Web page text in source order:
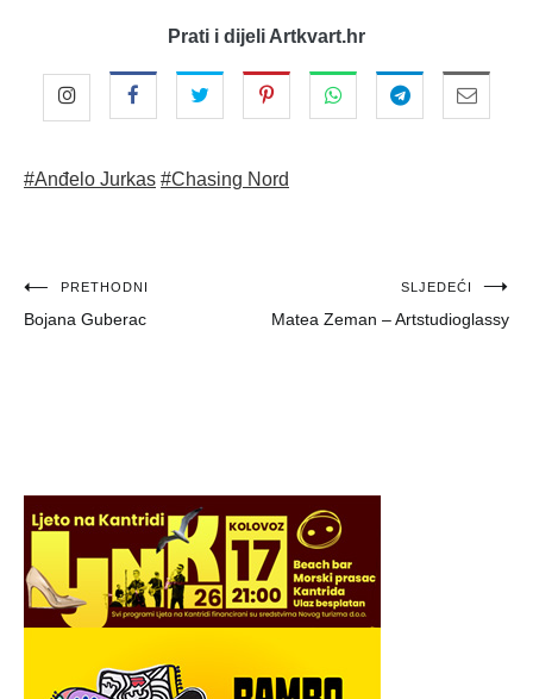
Prati i dijeli Artkvart.hr
#Anđelo Jurkas #Chasing Nord
Navigacija
objava
PRETHODNI
Bojana Guberac
SLJEDEĆI
Matea Zeman – Artstudioglassy